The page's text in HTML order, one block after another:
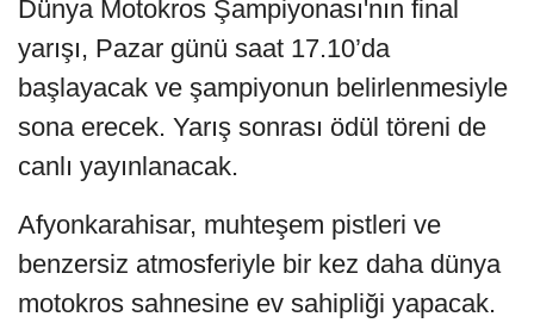
Dünya Motokros Şampiyonası'nın final
yarışı, Pazar günü saat 17.10’da
başlayacak ve şampiyonun belirlenmesiyle
sona erecek. Yarış sonrası ödül töreni de
canlı yayınlanacak.
Afyonkarahisar, muhteşem pistleri ve
benzersiz atmosferiyle bir kez daha dünya
motokros sahnesine ev sahipliği yapacak.